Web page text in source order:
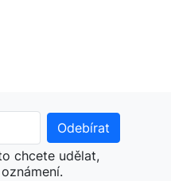
chcete udělat,